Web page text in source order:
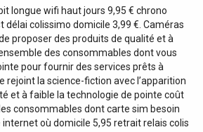
longue wifi haut jours 9,95 € chrono
délai colissimo domicile 3,99 €. Caméras
proposer des produits de qualité et à
des consommables dont vous
pour fournir des services prêts à
rejoint la science-fiction avec l’apparition
et à faible la technologie de pointe coût
consommables dont carte sim besoin
où domicile 5,95 retrait relais colis